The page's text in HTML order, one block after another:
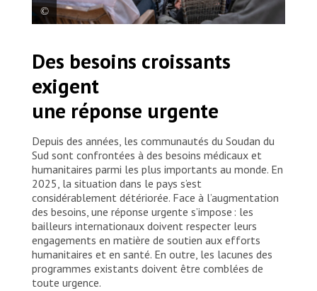
organise une séance d’information avec les leaders
communautaires dans un camp de personnes
déplacées à Malakal, afin de leur donner les moyens
de protéger leurs communautés contre
l’épidémie. Soudan du Sud, 2024. © Paula
Casado Aguirregabiria
Des besoins croissants
exigent
une réponse urgente
Depuis des années, les communautés du Soudan du
Sud sont confrontées à des besoins médicaux et
humanitaires parmi les plus importants au monde. En
2025, la situation dans le pays s’est
considérablement détériorée. Face à l’augmentation
des besoins, une réponse urgente s’impose : les
bailleurs internationaux doivent respecter leurs
engagements en matière de soutien aux efforts
humanitaires et en santé. En outre, les lacunes des
programmes existants doivent être comblées de
toute urgence.